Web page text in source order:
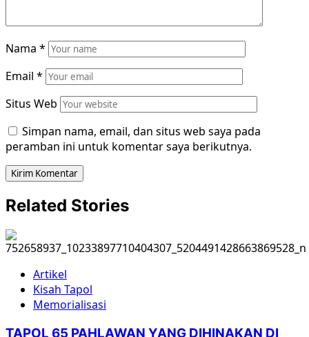
Nama *
Email *
Situs Web
Simpan nama, email, dan situs web saya pada
peramban ini untuk komentar saya berikutnya.
Related Stories
Artikel
Kisah Tapol
Memorialisasi
TAPOL 65 PAHLAWAN YANG DIHINAKAN DI